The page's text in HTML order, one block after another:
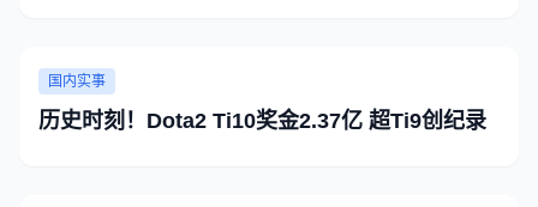
国内实事
历史时刻！Dota2 Ti10奖金2.37亿 超Ti9创纪录